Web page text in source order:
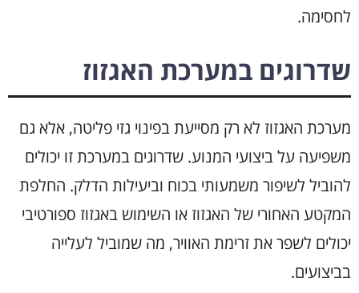
לחסימה.
שדרוגים במערכת האגזוז
מערכת האגזוז לא רק מסייעת בפינוי גזי פליטה, אלא גם
משפיעה על ביצועי המנוע. שדרוגים במערכת זו יכולים
להוביל לשיפור משמעותי בכוח וביעילות הדלק. החלפת
המקטע האחורי של האגזוז או השימוש באגזוז ספורטיבי
יכולים לשפר את זרימת האוויר, מה שמוביל לעלייה
בביצועים.